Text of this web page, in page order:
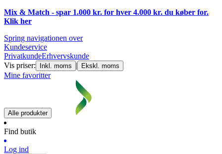
Mix & Match - spar 1.000 kr. for hver 4.000 kr. du køber for.
Klik her
Spring navigationen over
Kundeservice
PrivatkundeErhvervskunde
Vis priser:
Inkl. moms | Ekskl. moms
Mine favoritter
Alle produkter
Find butik
Log ind